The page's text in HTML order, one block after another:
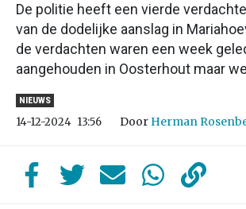
De politie heeft een vierde
van de dodelijke aanslag in
de verdachten waren een week
aangehouden in Oosterhout maar
NIEUWS
14-12-2024 13:56 Door Herman